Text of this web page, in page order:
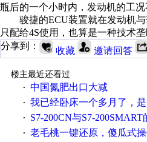
瓶后的一个小时内，发动机的工况
骏捷的ECU装置就在发动机与
只配给4S使用，也算是一种技术
分享到：
收藏 邀请回答
楼主最近还看过
· 中国氮肥出口大减
· 我已经卧床一个多月了，是出去安装机械手在高速遭遇车祸所致:大家工作都
· S7-200CN与S7-200SMART
· 老毛桃一键还原，傻瓜式操作一键轻松备份还原；程序为向导式安装，一键即可实现自动